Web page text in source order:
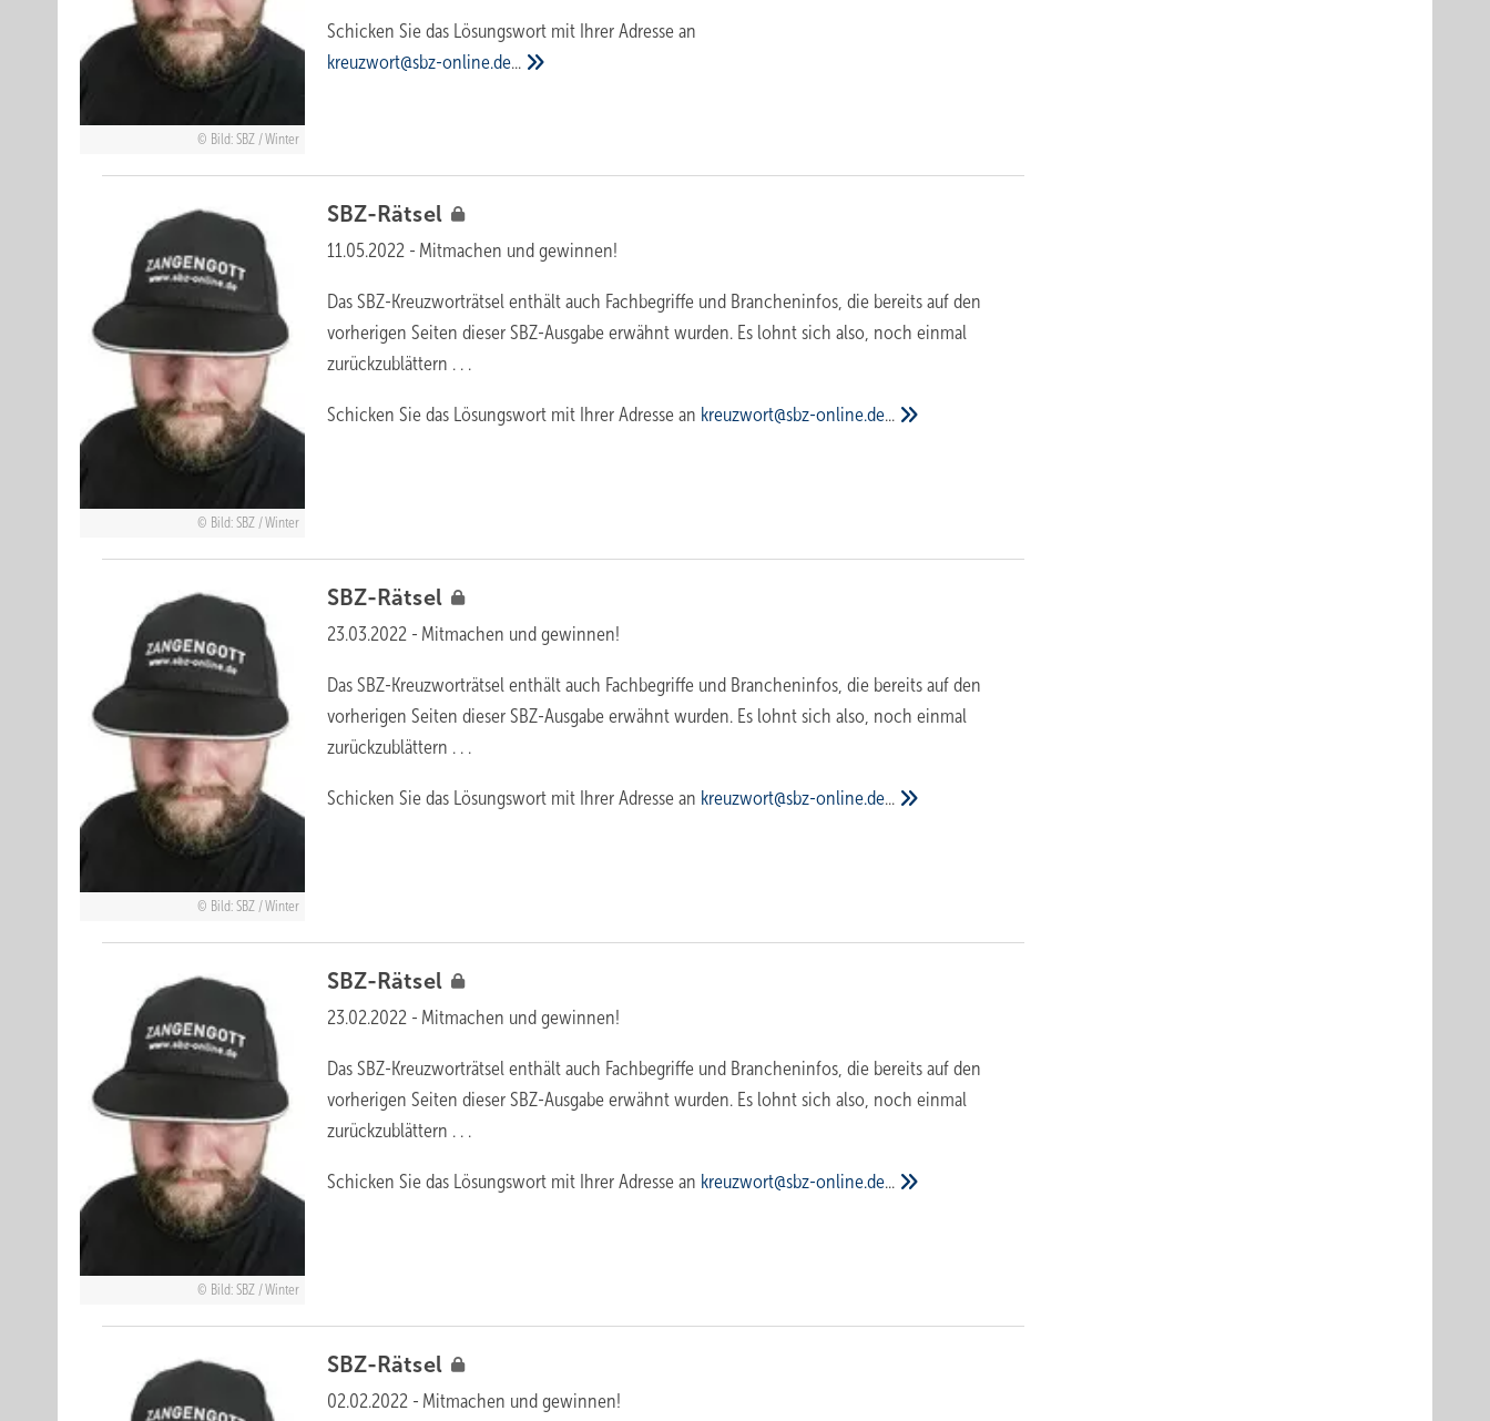
Bild: SBZ / Winter
Schicken Sie das Lösungswort mit Ihrer Adresse an
kreuzwort@sbz-online.de...
Bild: SBZ / Winter
SBZ-Rätsel
11.05.2022 - Mitmachen und gewinnen!
Das SBZ-Kreuzworträtsel enthält auch Fachbegriffe und Brancheninfos, die bereits auf den
vorherigen Seiten dieser SBZ-Ausgabe erwähnt wurden. Es lohnt sich also, noch einmal
zurückzublättern . . .
Schicken Sie das Lösungswort mit Ihrer Adresse an kreuzwort@sbz-online.de...
Bild: SBZ / Winter
SBZ-Rätsel
23.03.2022 - Mitmachen und gewinnen!
Das SBZ-Kreuzworträtsel enthält auch Fachbegriffe und Brancheninfos, die bereits auf den
vorherigen Seiten dieser SBZ-Ausgabe erwähnt wurden. Es lohnt sich also, noch einmal
zurückzublättern . . .
Schicken Sie das Lösungswort mit Ihrer Adresse an kreuzwort@sbz-online.de...
Bild: SBZ / Winter
SBZ-Rätsel
23.02.2022 - Mitmachen und gewinnen!
Das SBZ-Kreuzworträtsel enthält auch Fachbegriffe und Brancheninfos, die bereits auf den
vorherigen Seiten dieser SBZ-Ausgabe erwähnt wurden. Es lohnt sich also, noch einmal
zurückzublättern . . .
Schicken Sie das Lösungswort mit Ihrer Adresse an kreuzwort@sbz-online.de...
SBZ-Rätsel
02.02.2022 - Mitmachen und gewinnen!